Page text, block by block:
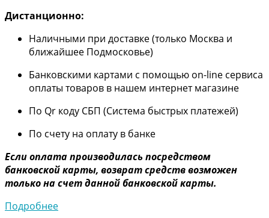
Дистанционно:
Наличными при доставке (только Москва и
ближайшее Подмосковье)
Банковскими картами с помощью on-line сервиса
оплаты товаров в нашем интернет магазине
По Qr коду СБП (Система быстрых платежей)
По счету на оплату в банке
Если оплата производилась посредством
банковской карты, возврат средств возможен
только на счет данной банковской карты.
Подробнее